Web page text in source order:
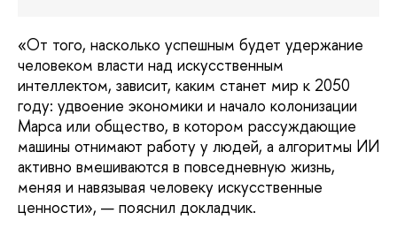
«От того, насколько успешным будет удержание
человеком власти над искусственным
интеллектом, зависит, каким станет мир к 2050
году: удвоение экономики и начало колонизации
Марса или общество, в котором рассуждающие
машины отнимают работу у людей, а алгоритмы ИИ
активно вмешиваются в повседневную жизнь,
меняя и навязывая человеку искусственные
ценности», — пояснил докладчик.